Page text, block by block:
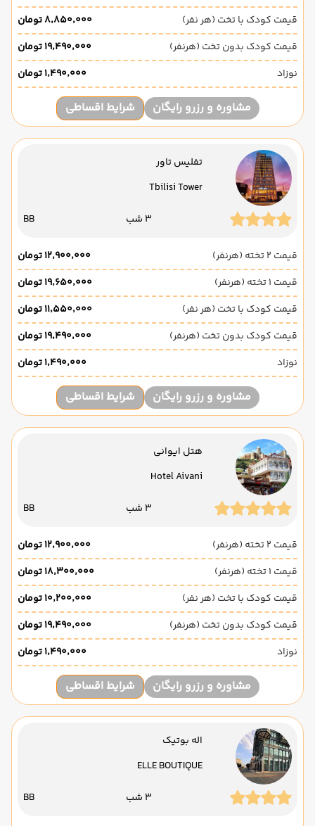
قیمت کودک با تخت (هر نفر)
۸٬۸۵۰٬۰۰۰ تومان
قیمت کودک بدون تخت (هرنفر)
۱۹٬۴۹۰٬۰۰۰ تومان
نوزاد
۱٬۴۹۰٬۰۰۰ تومان
مشاوره و رزرو رایگان شرایط اقساطی
تفلیس تاور
Tbilisi Tower
3 شب BB
قیمت 2 تخته (هرنفر)
۱۲٬۹۰۰٬۰۰۰ تومان
قیمت 1 تخته (هرنفر)
۱۹٬۶۵۰٬۰۰۰ تومان
قیمت کودک با تخت (هر نفر)
۱۱٬۵۵۰٬۰۰۰ تومان
قیمت کودک بدون تخت (هرنفر)
۱۹٬۴۹۰٬۰۰۰ تومان
نوزاد
۱٬۴۹۰٬۰۰۰ تومان
مشاوره و رزرو رایگان شرایط اقساطی
هتل ایوانی
Hotel Aivani
3 شب BB
قیمت 2 تخته (هرنفر)
۱۲٬۹۰۰٬۰۰۰ تومان
قیمت 1 تخته (هرنفر)
۱۸٬۳۰۰٬۰۰۰ تومان
قیمت کودک با تخت (هر نفر)
۱۰٬۲۰۰٬۰۰۰ تومان
قیمت کودک بدون تخت (هرنفر)
۱۹٬۴۹۰٬۰۰۰ تومان
نوزاد
۱٬۴۹۰٬۰۰۰ تومان
مشاوره و رزرو رایگان شرایط اقساطی
اله بوتیک
ELLE BOUTIQUE
3 شب BB